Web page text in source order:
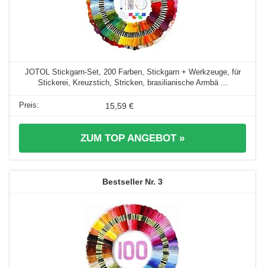
JOTOL Stickgarn-Set, 200 Farben, Stickgarn + Werkzeuge, für
Stickerei, Kreuzstich, Stricken, brasilianische Armbä ...
15,59 €
ZUM TOP ANGEBOT »
3